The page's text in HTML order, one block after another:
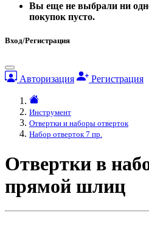
Вы еще не выбрали ни
покупок пусто.
Вход/Регистрация
Авторизация Регистрация
Инструмент
Отвертки и наборы отверток
Набор отверток 7 пр.
Отвертки в
прямой шлиц